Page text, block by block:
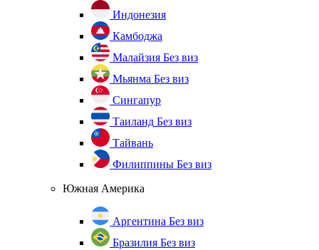
Индонезия
Камбоджа
Малайзия Без виз
Мьянма Без виз
Сингапур
Таиланд Без виз
Тайвань
Филиппины Без виз
Южная Америка
Аргентина Без виз
Бразилия Без виз